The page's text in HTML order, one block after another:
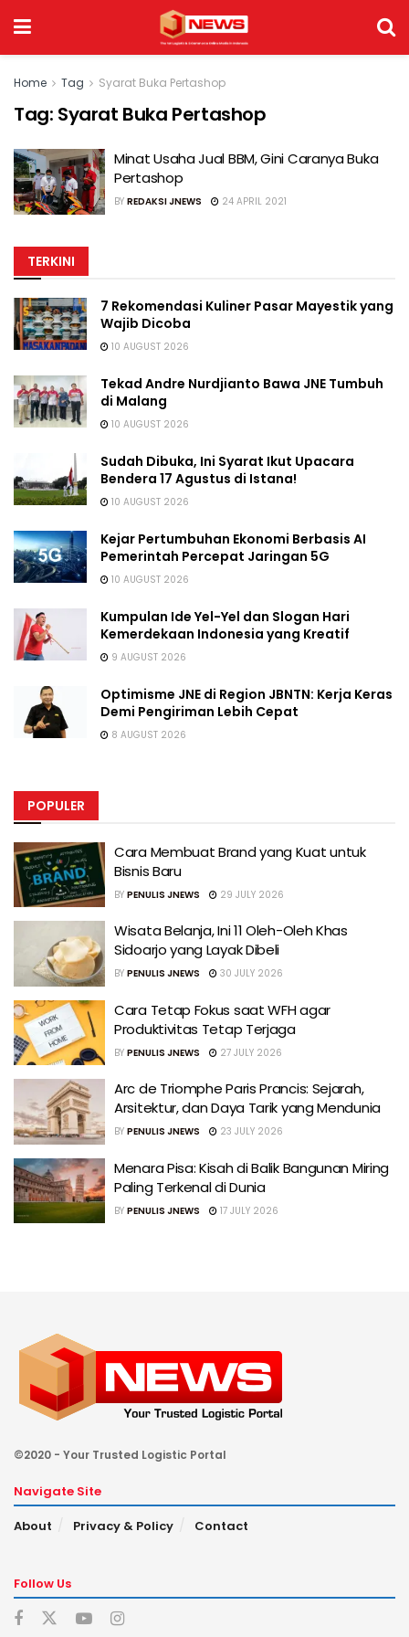
Home Tag Syarat Buka Pertashop
Tag: Syarat Buka Pertashop
Minat Usaha Jual BBM, Gini Caranya Buka
Pertashop
BY REDAKSI JNEWS 24 APRIL 2021
TERKINI
7 Rekomendasi Kuliner Pasar Mayestik yang
Wajib Dicoba
10 AUGUST 2026
Tekad Andre Nurdjianto Bawa JNE Tumbuh
di Malang
10 AUGUST 2026
Sudah Dibuka, Ini Syarat Ikut Upacara
Bendera 17 Agustus di Istana!
10 AUGUST 2026
Kejar Pertumbuhan Ekonomi Berbasis AI
Pemerintah Percepat Jaringan 5G
10 AUGUST 2026
Kumpulan Ide Yel-Yel dan Slogan Hari
Kemerdekaan Indonesia yang Kreatif
9 AUGUST 2026
Optimisme JNE di Region JBNTN: Kerja Keras
Demi Pengiriman Lebih Cepat
8 AUGUST 2026
POPULER
Cara Membuat Brand yang Kuat untuk
Bisnis Baru
BY PENULIS JNEWS 29 JULY 2026
Wisata Belanja, Ini 11 Oleh-Oleh Khas
Sidoarjo yang Layak Dibeli
BY PENULIS JNEWS 30 JULY 2026
Cara Tetap Fokus saat WFH agar
Produktivitas Tetap Terjaga
BY PENULIS JNEWS 27 JULY 2026
Arc de Triomphe Paris Prancis: Sejarah,
Arsitektur, dan Daya Tarik yang Mendunia
BY PENULIS JNEWS 23 JULY 2026
Menara Pisa: Kisah di Balik Bangunan Miring
Paling Terkenal di Dunia
BY PENULIS JNEWS 17 JULY 2026
©2020 - Your Trusted Logistic Portal
Navigate Site
About
Privacy & Policy Contact
Follow Us